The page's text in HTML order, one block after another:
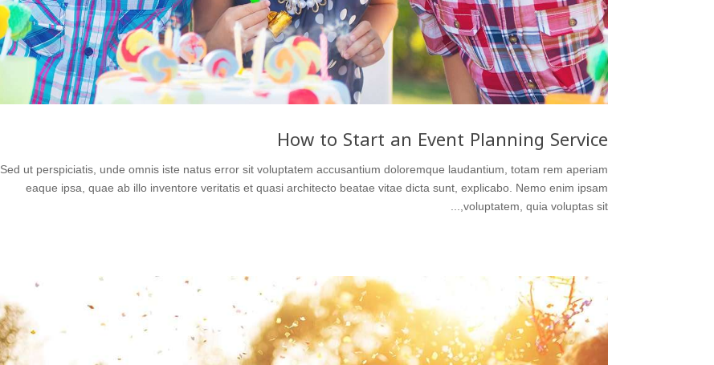
How to Start an Event Planning Service
Sed ut perspiciatis, unde omnis iste natus error sit voluptatem accusantium doloremque laudantium, totam rem aperiam
eaque ipsa, quae ab illo inventore veritatis et quasi architecto beatae vitae dicta sunt, explicabo. Nemo enim ipsam
voluptatem, quia voluptas sit,...